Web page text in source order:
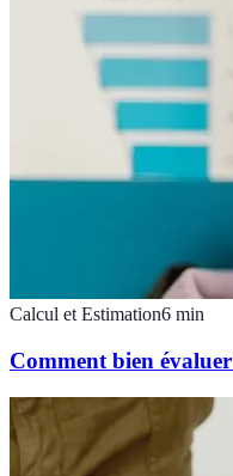
Calcul et Estimation6 min
Comment bien